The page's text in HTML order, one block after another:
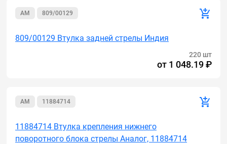
AM 809/00129
809/00129 Втулка задней стрелы Индия
220 шт
от 1 048.19 ₽
AM 11884714
11884714 Втулка крепления нижнего
поворотного блока стрелы Аналог, 11884714